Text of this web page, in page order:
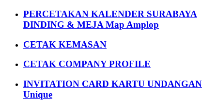
PERCETAKAN KALENDER SURABAYA
DINDING & MEJA Map Amplop
CETAK KEMASAN
CETAK COMPANY PROFILE
INVITATION CARD KARTU UNDANGAN
Unique